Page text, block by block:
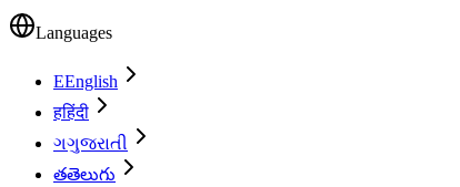
Languages
EEnglish
हहिंदी
ગગુજરાતી
తతెలుగు